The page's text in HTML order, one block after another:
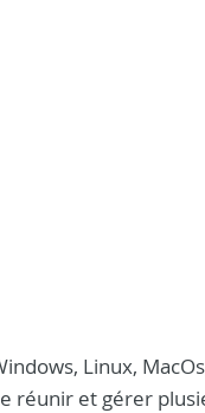
Linux,
réunir et gérer